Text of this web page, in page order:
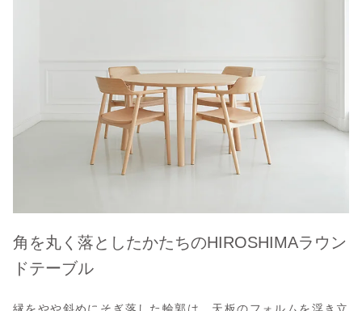
角を丸く落としたかたちのHIROSHIMAラウン
ドテーブル
縁をやや斜めにそぎ落した輪郭は、天板のフォルムを浮き立